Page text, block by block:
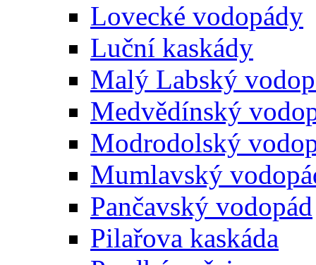
Lovecké vodopády
Luční kaskády
Malý Labský
Medvědínský
Modrodolský
Mumlavský
Pančavský vodopád
Pilařova kaskáda